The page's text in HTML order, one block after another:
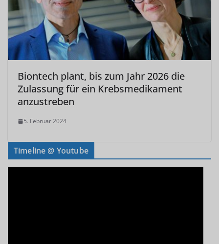
Biontech plant, bis zum Jahr 2026 die
Zulassung für ein Krebsmedikament
anzustreben
5. Februar 2024
Timeline @ Youtube